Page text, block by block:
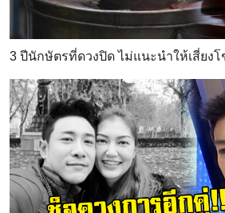
3 ปีนักษัตรที่ดวงปิด ไม่แนะนำให้เสี่ยงโ